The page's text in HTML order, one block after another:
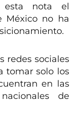
esta nota el
México no ha
redes sociales
tomar solo los
en las
de